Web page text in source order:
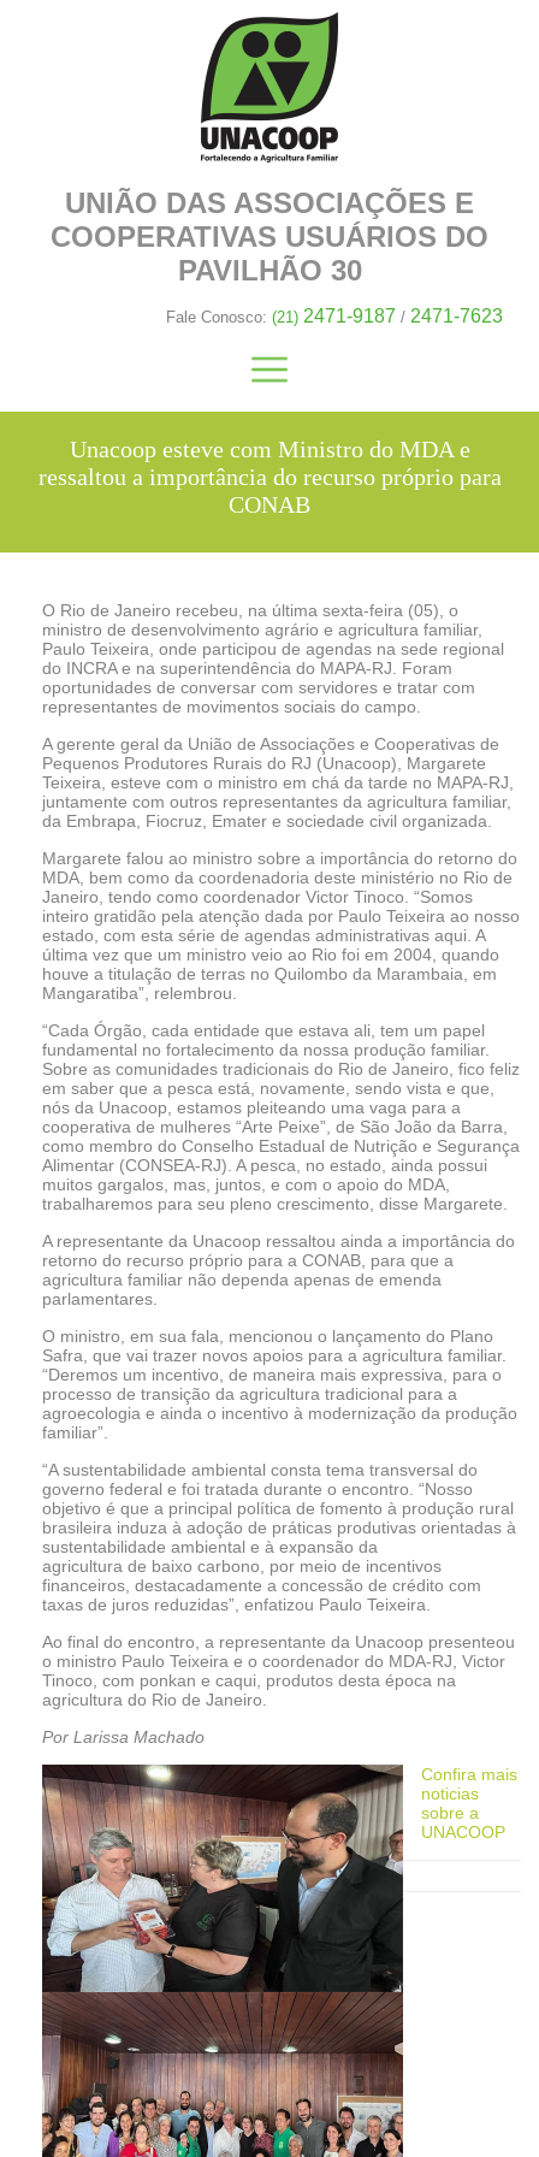
UNIÃO DAS ASSOCIAÇÕES E
COOPERATIVAS USUÁRIOS DO
PAVILHÃO 30
Fale Conosco: (21) 2471-9187 / 2471-7623
Unacoop esteve com Ministro do MDA e
ressaltou a importância do recurso próprio para
CONAB
O Rio de Janeiro recebeu, na última sexta-feira (05), o
ministro de desenvolvimento agrário e agricultura familiar,
Paulo Teixeira, onde participou de agendas na sede regional
do INCRA e na superintendência do MAPA-RJ. Foram
oportunidades de conversar com servidores e tratar com
representantes de movimentos sociais do campo.
A gerente geral da União de Associações e Cooperativas de
Pequenos Produtores Rurais do RJ (Unacoop), Margarete
Teixeira, esteve com o ministro em chá da tarde no MAPA-RJ,
juntamente com outros representantes da agricultura familiar,
da Embrapa, Fiocruz, Emater e sociedade civil organizada.
Margarete falou ao ministro sobre a importância do retorno do
MDA, bem como da coordenadoria deste ministério no Rio de
Janeiro, tendo como coordenador Victor Tinoco. “Somos
inteiro gratidão pela atenção dada por Paulo Teixeira ao nosso
estado, com esta série de agendas administrativas aqui. A
última vez que um ministro veio ao Rio foi em 2004, quando
houve a titulação de terras no Quilombo da Marambaia, em
Mangaratiba”, relembrou.
“Cada Órgão, cada entidade que estava ali, tem um papel
fundamental no fortalecimento da nossa produção familiar.
Sobre as comunidades tradicionais do Rio de Janeiro, fico feliz
em saber que a pesca está, novamente, sendo vista e que,
nós da Unacoop, estamos pleiteando uma vaga para a
cooperativa de mulheres “Arte Peixe”, de São João da Barra,
como membro do Conselho Estadual de Nutrição e Segurança
Alimentar (CONSEA-RJ). A pesca, no estado, ainda possui
muitos gargalos, mas, juntos, e com o apoio do MDA,
trabalharemos para seu pleno crescimento, disse Margarete.
A representante da Unacoop ressaltou ainda a importância do
retorno do recurso próprio para a CONAB, para que a
agricultura familiar não dependa apenas de emenda
parlamentares.
O ministro, em sua fala, mencionou o lançamento do Plano
Safra, que vai trazer novos apoios para a agricultura familiar.
“Deremos um incentivo, de maneira mais expressiva, para o
processo de transição da agricultura tradicional para a
agroecologia e ainda o incentivo à modernização da produção
familiar”.
“A sustentabilidade ambiental consta tema transversal do
governo federal e foi tratada durante o encontro. “Nosso
objetivo é que a principal política de fomento à produção rural
brasileira induza à adoção de práticas produtivas orientadas à
sustentabilidade ambiental e à expansão da
agricultura de baixo carbono, por meio de incentivos
financeiros, destacadamente a concessão de crédito com
taxas de juros reduzidas”, enfatizou Paulo Teixeira.
Ao final do encontro, a representante da Unacoop presenteou
o ministro Paulo Teixeira e o coordenador do MDA-RJ, Victor
Tinoco, com ponkan e caqui, produtos desta época na
agricultura do Rio de Janeiro.
Por Larissa Machado
Confira mais
noticias
sobre a
UNACOOP